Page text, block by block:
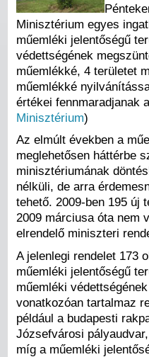
Minisztérium egyes
műemléki jelentőségű
védettségének
műemlékké, 4 területet
műemlékké
értékei fennmaradjanak
Minisztérium)
Az elmúlt években a
meglehetősen háttérbe
minisztériumának
nélküli, de arra
tehető. 2009-ben 195 új
2009 márciusa óta nem
elrendelő miniszteri
A jelenlegi rendelet 173
műemléki jelentőségű
műemléki
vonatkozóan tartalmaz
például a budapesti
Józsefvárosi
míg a műemléki